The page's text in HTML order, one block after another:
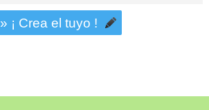
» ¡ Crea el tuyo !